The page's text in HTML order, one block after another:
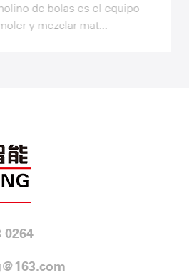
de bolas es el equipo
y mezclar mat...
0264